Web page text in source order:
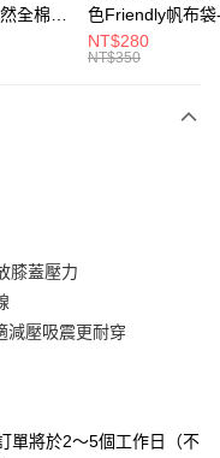
會自動跳轉到大哥付的交易
易確認頁面所載為準。
哥付你分期系統評分，恕無
於每月結算日後寄送繳費提
台灣大直營門市／銀行轉
下簡稱本公司）所提供，讓
並由商店將買賣／分期付款
全棉純
-白色
色Friendly帆布袋
色(TZB107)
NT$280
NT$350
膝蓋壓力
減壓吸震更耐穿
單將於2～5個工作日（不